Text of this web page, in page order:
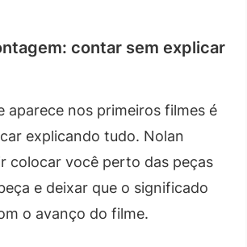
contar sem explicar
aparece nos primeiros filmes é
explicando tudo. Nolan
colocar você perto das peças
e deixar que o significado
o avanço do filme.